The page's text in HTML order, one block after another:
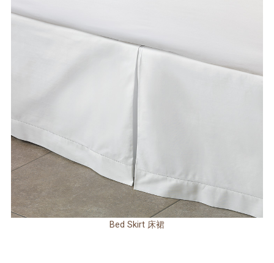
Bed Skirt 床裙